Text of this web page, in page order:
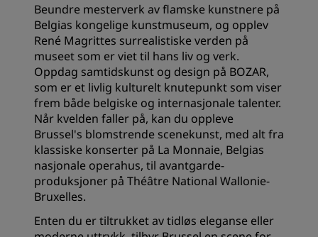
Beundre mesterverk av flamske kunstnere på
Belgias kongelige kunstmuseum, og opplev
René Magrittes surrealistiske verden på
museet som er viet til hans liv og verk.
Oppdag samtidskunst og design på BOZAR,
som er et livlig kulturelt knutepunkt som viser
frem både belgiske og internasjonale talenter.
Når kvelden faller på, kan du oppleve
Brussel's blomstrende scenekunst, med alt fra
klassiske konserter på La Monnaie, Belgias
nasjonale operahus, til avantgarde-
produksjoner på Théâtre National Wallonie-
Bruxelles.
Enten du er tiltrukket av tidløs eleganse eller